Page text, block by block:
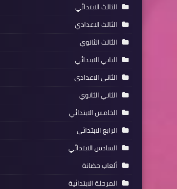
الثالث الابتدائي
الثالث الاعدادي
الثالث الثانوي
الثاني الابتدائي
الثاني الاعدادي
الثاني الثانوي
الخامس الابتدائي
الرابع الابتدائي
السادس الابتدائي
ألعاب حضانة
المرحلة الابتدائية